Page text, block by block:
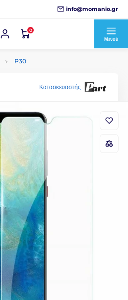
info@momanio.gr
0
Μενού
P30
Κατασκευαστής